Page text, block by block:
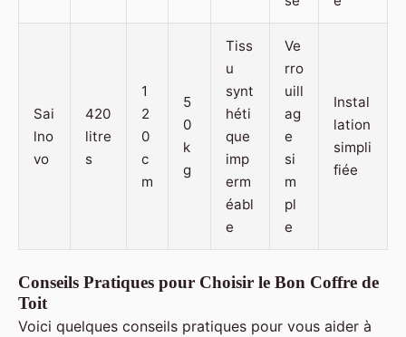
Sai
lno
vo
420
litre
s
1
2
0
c
m
5
0
k
g
Tiss
u
synt
héti
que
imp
erm
éabl
e
Ve
rro
uill
ag
e
si
m
pl
e
Instal
lation
simpli
fiée
Conseils Pratiques pour Choisir le Bon Coffre de
Toit
Voici quelques conseils pratiques pour vous aider à